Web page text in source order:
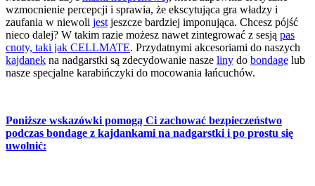
wzmocnienie percepcji i sprawia, że ekscytująca gra władzy i
zaufania w niewoli jest jeszcze bardziej imponująca. Chcesz pójść
nieco dalej? W takim razie możesz nawet zintegrować z sesją pas
cnoty, taki jak CELLMATE. Przydatnymi akcesoriami do naszych
kajdanek na nadgarstki są zdecydowanie nasze liny do bondage lub
nasze specjalne karabińczyki do mocowania łańcuchów.
Poniższe wskazówki pomogą Ci zachować bezpieczeństwo
podczas bondage z kajdankami na nadgarstki i po prostu się
uwolnić: